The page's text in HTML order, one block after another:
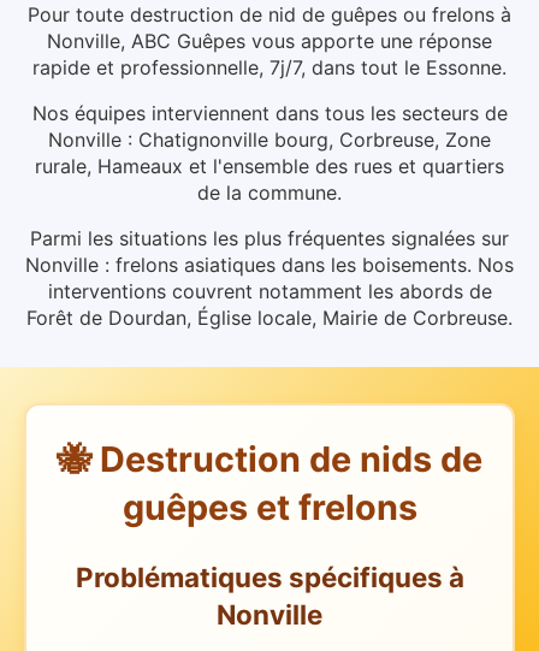
Pour toute destruction de nid de guêpes ou frelons à
Nonville, ABC Guêpes vous apporte une réponse
rapide et professionnelle, 7j/7, dans tout le Essonne.
Nos équipes interviennent dans tous les secteurs de
Nonville : Chatignonville bourg, Corbreuse, Zone
rurale, Hameaux et l'ensemble des rues et quartiers
de la commune.
Parmi les situations les plus fréquentes signalées sur
Nonville : frelons asiatiques dans les boisements. Nos
interventions couvrent notamment les abords de
Forêt de Dourdan, Église locale, Mairie de Corbreuse.
🐝 Destruction de nids de
guêpes et frelons
Problématiques spécifiques à
Nonville